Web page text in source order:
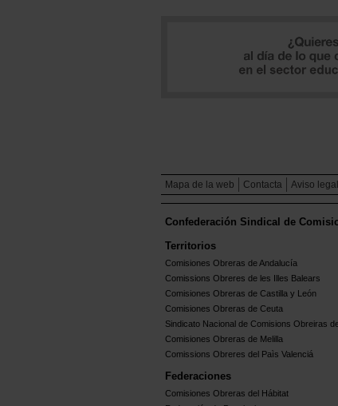
Mapa de la web Contacta Aviso legal
Confederación Sindical de
Territorios
Comisiones Obreras de Andalucía
Comissions Obreres de les Illes Balears
Comisiones Obreras de Castilla y León
Comisiones Obreras de Ceuta
Sindicato Nacional de Comisions Obreiras
Comisiones Obreras de Melilla
Comissions Obreres del Paìs Valenciá
Federaciones
Comisiones Obreras del Hábitat